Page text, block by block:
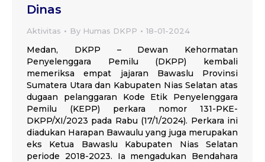
Dinas
Aktivitas By Humas DKPP 18-01-2024
Medan, DKPP – Dewan Kehormatan
Penyelenggara Pemilu (DKPP) kembali
memeriksa empat jajaran Bawaslu Provinsi
Sumatera Utara dan Kabupaten Nias Selatan atas
dugaan pelanggaran Kode Etik Penyelenggara
Pemilu (KEPP) perkara nomor 131-PKE-
DKPP/XI/2023 pada Rabu (17/1/2024). Perkara ini
diadukan Harapan Bawaulu yang juga merupakan
eks Ketua Bawaslu Kabupaten Nias Selatan
periode 2018-2023. Ia mengadukan Bendahara